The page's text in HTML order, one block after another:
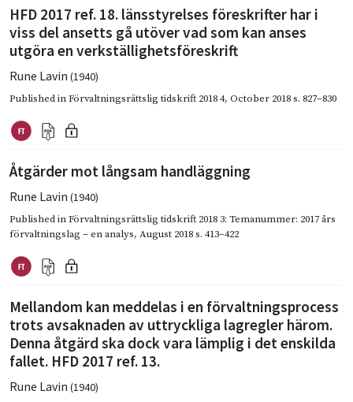
HFD 2017 ref. 18. länsstyrelses föreskrifter har i
viss del ansetts gå utöver vad som kan anses
utgöra en verkställighetsföreskrift
Rune Lavin (1940)
Published inFörvaltningsrättslig tidskrift 2018 4, October 2018s. 827–830
Åtgärder mot långsam handläggning
Rune Lavin (1940)
Published inFörvaltningsrättslig tidskrift 2018 3: Temanummer: 2017 års
förvaltningslag – en analys, August 2018s. 413–422
Mellandom kan meddelas i en förvaltnings­process
trots avsaknaden av uttryckliga lagregler härom.
Denna åtgärd ska dock vara lämplig i det enskilda
fallet. HFD 2017 ref. 13.
Rune Lavin (1940)